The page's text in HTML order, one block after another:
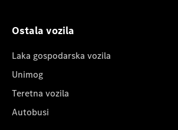
Ostala vozila
Laka gospodarska vozila
Unimog
Teretna vozila
Autobusi